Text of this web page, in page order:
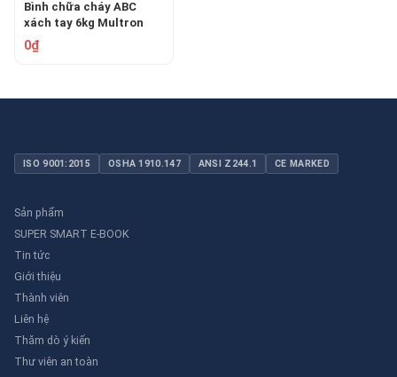
Bình chữa cháy ABC
xách tay 6kg Multron
EXT-ABC-6K
0₫
ISO 9001:2015 OSHA 1910.147 ANSI Z244.1 CE MARKED
Sản phẩm
SUPER SMART E-BOOK
Tin tức
Giới thiệu
Thành viên
Liên hệ
Thăm dò ý kiến
Thư viên an toàn